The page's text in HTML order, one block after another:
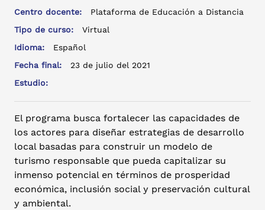
Centro docente:
Plataforma de Educación a Distancia
Tipo de curso:
Virtual
Idioma:
Español
Fecha final:
23 de julio del 2021
Estudio:
El programa busca fortalecer las capacidades de
los actores para diseñar estrategias de desarrollo
local basadas para construir un modelo de
turismo responsable que pueda capitalizar su
inmenso potencial en términos de prosperidad
económica, inclusión social y preservación cultural
y ambiental.